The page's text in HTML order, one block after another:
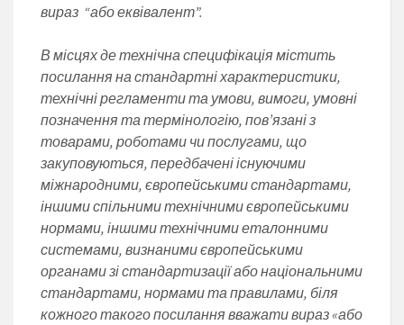
вираз “або еквівалент”.
В місцях де технічна специфікація містить
посилання на стандартні характеристики,
технічні регламенти та умови, вимоги, умовні
позначення та термінологію, пов’язані з
товарами, роботами чи послугами, що
закуповуються, передбачені існуючими
міжнародними, європейськими стандартами,
іншими спільними технічними європейськими
нормами, іншими технічними еталонними
системами, визнаними європейськими
органами зі стандартизації або національними
стандартами, нормами та правилами, біля
кожного такого посилання вважати вираз «або